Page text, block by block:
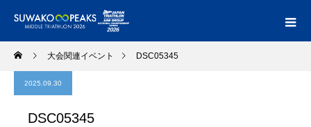
大会関連イベント DSC05345
2025.09.30
DSC05345